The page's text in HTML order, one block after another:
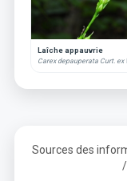
Laîche appauvrie
Carex depauperata Curt. ex
Sources des